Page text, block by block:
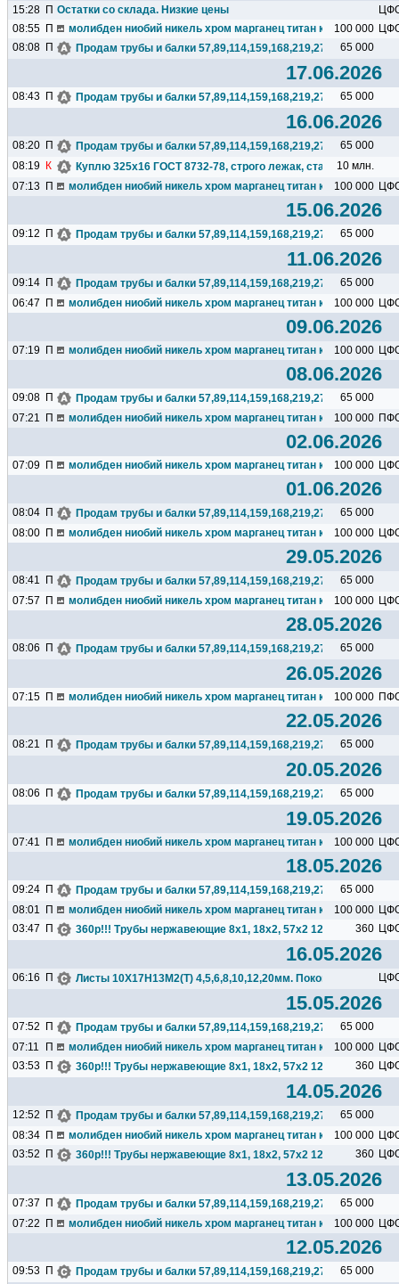
15:28 П Остатки со склада. Низкие цены
08:55 П молибден ниобий никель хром марганец титан кремний чугун
100 000
08:08 П Продам трубы и балки 65 000
17.06.2026
08:43 П Продам трубы и балки 65 000
16.06.2026
08:20 П Продам трубы и балки
65 000
08:19 К Куплю 325х16 ГОСТ 8732-78, строго лежак, сталь любая, 2
10 млн.
07:13
П молибден ниобий никель хром марганец титан кремний чугун
100 000
15.06.2026
09:12 П Продам трубы и балки 65 000
11.06.2026
09:14 П Продам трубы и балки
65 000
06:47
П молибден ниобий никель хром марганец титан кремний чугун
100 000
09.06.2026
07:19 П молибден ниобий никель хром марганец титан кремний чугун
100 000
08.06.2026
09:08 П Продам трубы и балки
65 000
07:21
П молибден ниобий никель хром марганец титан кремний чугун
100 000
02.06.2026
07:09 П молибден ниобий никель хром марганец титан кремний чугун
100 000
01.06.2026
08:04 П Продам трубы и балки
65 000
08:00 П молибден ниобий никель хром марганец титан кремний чугун
100 000
29.05.2026
08:41 П Продам трубы и балки
65 000
07:57
П молибден ниобий никель хром марганец титан кремний чугун
100 000
28.05.2026
08:06 П Продам трубы и балки 65 000
26.05.2026
07:15 П молибден ниобий никель хром марганец титан кремний чугун
100 000
22.05.2026
08:21 П Продам трубы и балки 65 000
20.05.2026
08:06 П Продам трубы и балки 65 000
19.05.2026
07:41 П молибден ниобий никель хром марганец титан кремний чугун
100 000
18.05.2026
09:24 П Продам трубы и балки
65 000
08:01
П молибден ниобий никель хром марганец титан кремний чугун
100 000
03:47
П 360р!!! Трубы нержавеющие 8х1, 18х2, 57х2 12Х18Н10Т.
360
16.05.2026
06:16 П Листы 10Х17Н13М2(Т) 4,5,6,8,10,12,20мм. Поковки
15.05.2026
07:52 П Продам трубы и балки
65 000
07:11
П молибден ниобий никель хром марганец титан кремний чугун
100 000
03:53 П 360р!!! Трубы нержавеющие 8х1, 18х2, 57х2 12Х18Н10Т.
360
14.05.2026
12:52 П Продам трубы и балки
65 000
08:34 П молибден ниобий никель хром марганец титан кремний чугун
100 000
03:52
П 360р!!! Трубы нержавеющие 8х1, 18х2, 57х2 12Х18Н10Т.
360
13.05.2026
07:37 П Продам трубы и балки
65 000
07:22
П молибден ниобий никель хром марганец титан кремний чугун
100 000
12.05.2026
09:53 П Продам трубы и балки 65 000